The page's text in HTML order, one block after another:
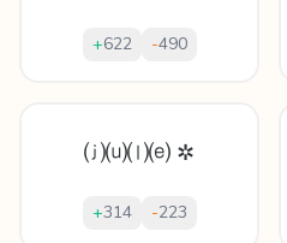
+622 -490
⒥⒰⒧⒠ ✲
+314 -223